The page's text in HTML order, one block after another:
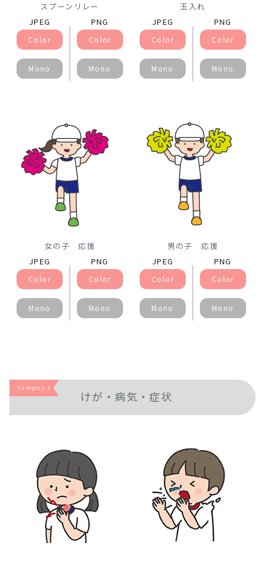
スプーンリレー
JPEG
Color
Mono
PNG
Color
Mono
玉入れ
JPEG
Color
Mono
PNG
Color
Mono
女の子 応援
JPEG
Color
Mono
PNG
Color
Mono
男の子 応援
JPEG
Color
Mono
PNG
Color
Mono
Category 2
けが・病気・症状